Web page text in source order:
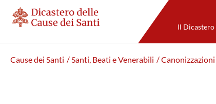
Il Dicastero
Cause dei Santi / Santi, Beati e Venerabili / Canonizzazioni